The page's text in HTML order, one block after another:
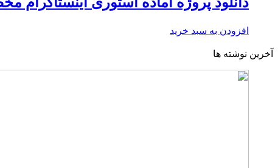
افزودن به سبد خرید
آخرین نوشته ها